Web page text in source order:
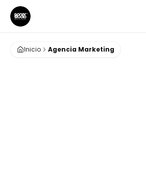
Inicio Agencia Marketing